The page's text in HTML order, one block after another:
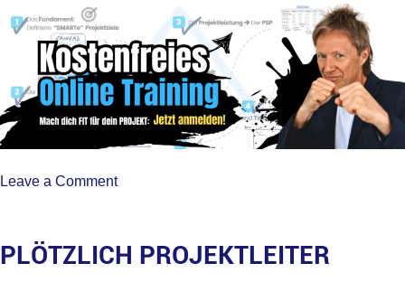
Leave a Commenton
Training
PLÖTZLICH PROJEKTLEITER